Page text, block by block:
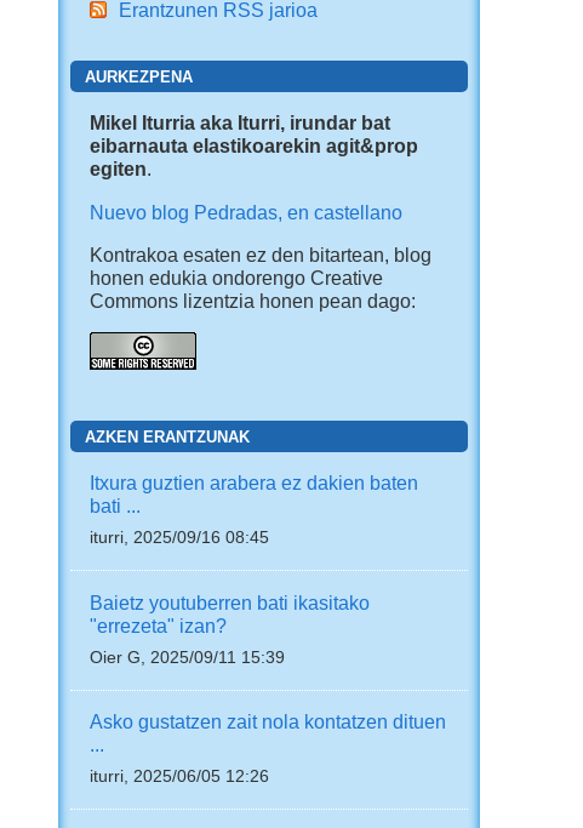
Erantzunen RSS jarioa
AURKEZPENA
Mikel Iturria aka Iturri, irundar bat
eibarnauta elastikoarekin agit&prop
egiten.
Nuevo blog Pedradas, en castellano
Kontrakoa esaten ez den bitartean, blog
honen edukia ondorengo Creative
Commons lizentzia honen pean dago:
AZKEN ERANTZUNAK
Itxura guztien arabera ez dakien baten
bati ...
iturri, 2025/09/16 08:45
Baietz youtuberren bati ikasitako
"errezeta" izan?
Oier G, 2025/09/11 15:39
Asko gustatzen zait nola kontatzen dituen
...
iturri, 2025/06/05 12:26